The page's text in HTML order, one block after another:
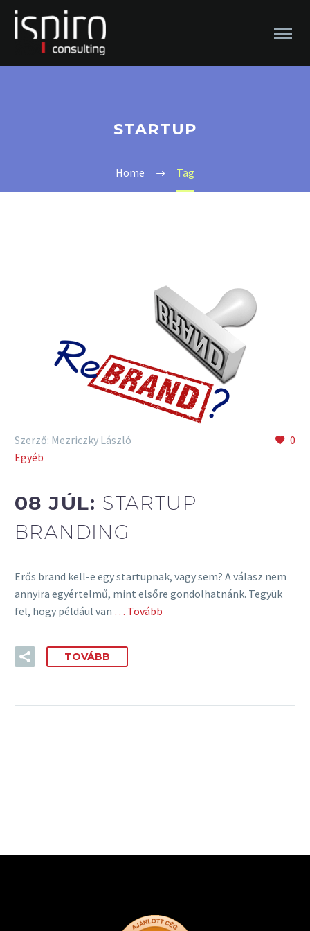
STARTUP
Home Tag
0
Szerző: Mezriczky László
Egyéb
08 JÚL: STARTUP
BRANDING
Erős brand kell-e egy startupnak, vagy sem? A válasz nem
annyira egyértelmű, mint elsőre gondolhatnánk. Tegyük
fel, hogy például van … Tovább
TOVÁBB